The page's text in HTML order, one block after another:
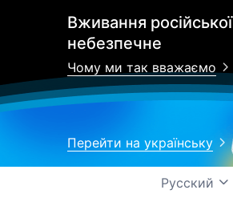
Вживання російської
небезпечне
Чому ми так вважаємо
Перейти на українську
Русский